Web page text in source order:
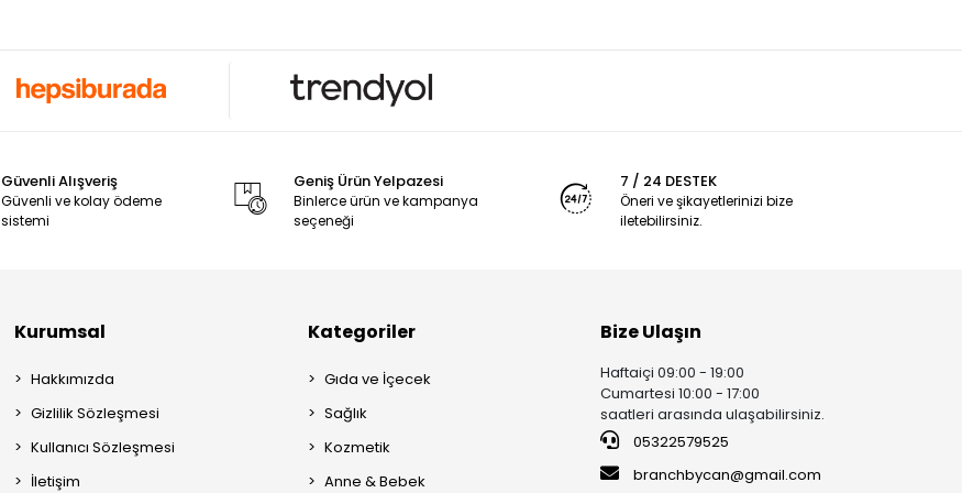
Güvenli Alışveriş
Güvenli ve kolay ödeme
sistemi
Geniş Ürün Yelpazesi
Binlerce ürün ve kampanya
seçeneği
7 / 24 DESTEK
Öneri ve şikayetlerinizi bize
iletebilirsiniz.
Kurumsal
Hakkımızda
Gizlilik Sözleşmesi
Kullanıcı Sözleşmesi
İletişim
Kategoriler
Gıda ve İçecek
Sağlık
Kozmetik
Anne & Bebek
Bize Ulaşın
Haftaiçi 09:00 - 19:00
Cumartesi 10:00 - 17:00
saatleri arasında ulaşabilirsiniz.
05322579525
branchbycan@gmail.com